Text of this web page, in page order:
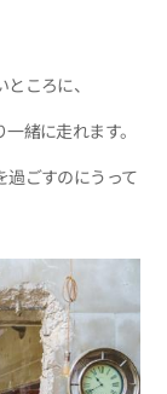
ころに、
緒に走れます。
過ごすのにうって